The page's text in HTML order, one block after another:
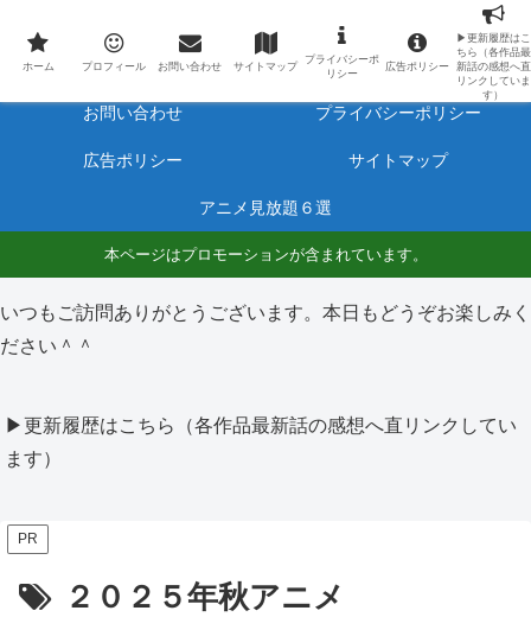
最新アニメのあらすじと感想をネタバレ有りで毎日更新しています。
ホーム プロフィール
お問い合わせ プライバシーポリシー
広告ポリシー サイトマップ
アニメ見放題６選
本ページはプロモーションが含まれています。
いつもご訪問ありがとうございます。本日もどうぞお楽しみく
ださい＾＾
▶更新履歴はこちら（各作品最新話の感想へ直リンクしてい
ます）
PR
２０２５年秋アニメ
ホーム プロフィール お問い合わせ サイトマップ
プライバシーポ
リシー
広告ポリシー
▶更新履歴はこ
ちら（各作品最
新話の感想へ直
リンクしていま
す）